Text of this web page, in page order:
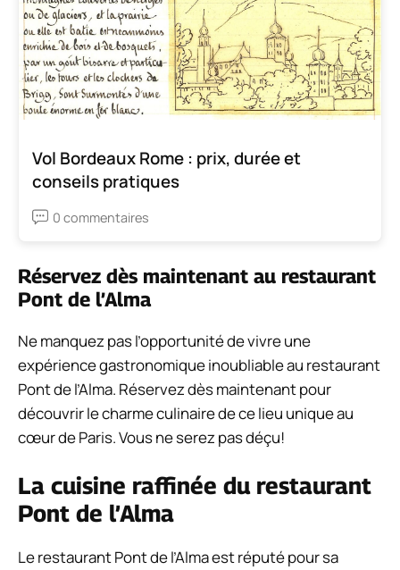
Vol Bordeaux Rome : prix, durée et
conseils pratiques
0 commentaires
Réservez dès maintenant au restaurant
Pont de l’Alma
Ne manquez pas l’opportunité de vivre une
expérience gastronomique inoubliable au restaurant
Pont de l’Alma. Réservez dès maintenant pour
découvrir le charme culinaire de ce lieu unique au
cœur de Paris. Vous ne serez pas déçu!
La cuisine raffinée du restaurant
Pont de l’Alma
Le restaurant Pont de l’Alma est réputé pour sa